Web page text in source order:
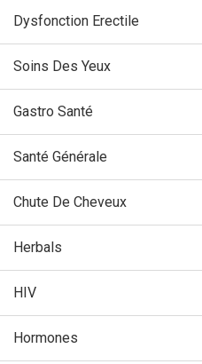
Dysfonction Erectile
Soins Des Yeux
Gastro Santé
Santé Générale
Chute De Cheveux
Herbals
HIV
Hormones